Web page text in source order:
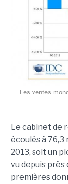
Les ventes
Le cabinet de
écoulés à
2013, soit un
vu depuis près
premières